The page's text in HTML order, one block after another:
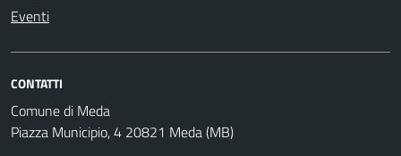
Eventi
CONTATTI
Comune di Meda
Piazza Municipio, 4 20821 Meda (MB)